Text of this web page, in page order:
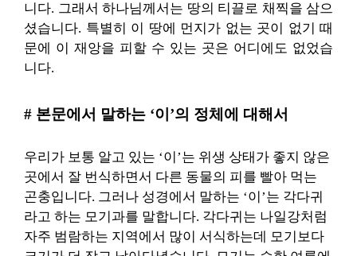
니다. 그래서 하나님께서는 땅의 티끌로 채찍을 삼으
셨습니다. 특별히 이 땅에 먼지가 없는 곳이 없기 때
문에 이 재앙을 피할 수 있는 곳은 어디에도 없었습
니다.
# 본문에서 말하는 ‘이’의 정체에 대해서
우리가 보통 알고 있는 ‘이’는 위생 상태가 좋지 않은
곳에서 잘 번식하면서 다른 동물의 피를 빨아 먹는
곤충입니다. 그러나 성경에서 말하는 ‘이’는 각다귀
라고 하는 모기과를 말합니다. 각다귀는 나일강처럼
자주 범람하는 지역에서 많이 서식하는데 모기보다